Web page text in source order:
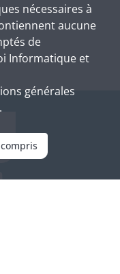
nécessaires à
aucune
de
Informatique et
générales
compris